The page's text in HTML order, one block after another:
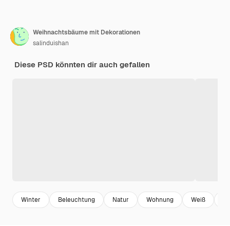
Weihnachtsbäume mit Dekorationen
salinduishan
Diese PSD könnten dir auch gefallen
Winter Beleuchtung Natur Wohnung Weiß